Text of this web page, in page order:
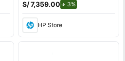
NVIDIA GeForce RTX™ 5060
Windows 11 Home con
S/ 7,359.00 3%de descuento.
HP Store